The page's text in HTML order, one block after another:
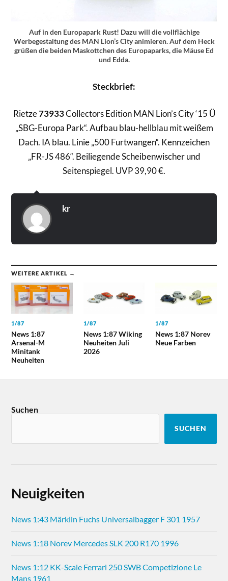
Auf in den Europapark Rust! Dazu will die vollflächige
Werbegestaltung des MAN Lion’s City animieren. Auf dem Heck
grüßen die beiden Maskottchen des Europaparks, die Mäuse Ed
und Edda.
Steckbrief:
Rietze73933Collectors Edition MAN Lion’s City ‘15 Ü
„SBG-Europa Park“. Aufbau blau-hellblau mit weißem
Dach. IA blau. Linie „500 Furtwangen“. Kennzeichen
„FR-JS 486“. Beiliegende Scheibenwischer und
Seitenspiegel. UVP 39,90 €.
kr
WEITERE ARTIKEL →
1/87
News 1:87
Arsenal-M
Minitank
Neuheiten
1/87
News 1:87 Wiking
Neuheiten Juli
2026
1/87
News 1:87 Norev
Neue Farben
Suchen
SUCHEN
Neuigkeiten
News 1:43 Märklin Fuchs Universalbagger F 301 1957
News 1:18 Norev Mercedes SLK 200 R170 1996
News 1:12 KK-Scale Ferrari 250 SWB Competizione Le
Mans 1961